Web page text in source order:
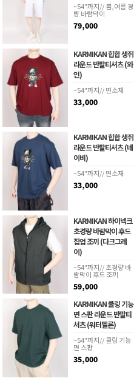
~54"까지// 봄,여름 경
량 바람막이
79,000
KARMIKAN 힙합 생쥐
라운드 반팔티셔츠 (와
인)
~54"까지// 면소재
33,000
KARMIKAN 힙합 생쥐
라운드 반팔티셔츠 (네
이비)
~54"까지// 면소재
33,000
KARMIKAN 하이넥크
초경량 바람막이 후드
집업 조끼 (다크그레
이)
~54"까지// 초경량 바
람막이 후드 조끼
59,000
KARMIKAN 쿨링 기능
면 스판 라운드 반팔티
셔츠 (워터멜론)
~54"까지// 쿨링 기능
면 스판
35,000